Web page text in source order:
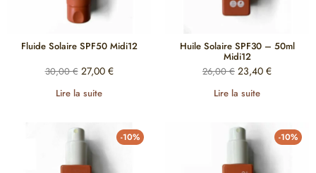
Fluide Solaire SPF50 Midi12
30,00€ 27,00 €
Lire la suite
Huile Solaire SPF30 – 50ml
Midi12
26,00€ 23,40 €
Lire la suite
-10% -10%